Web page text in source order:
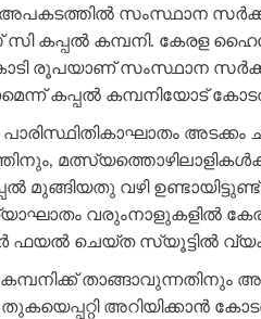
അപകടത്തില്‍ സംസ്ഥാന
സി കപ്പല്‍ കമ്പനി. കേരള
കോടി രൂപയാണ് സംസ്ഥാന
കപ്പല്‍ കമ്പനിയോട്
അടക്കം
മുങ്ങിയതു വഴി
വരുംനാളുകളില്‍
ഫയല്‍ ചെയ്ത സ്യൂട്ടില്‍
താങ്ങാവുന്നതിനും
അറിയിക്കാന്‍